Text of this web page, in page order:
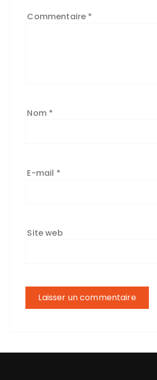
Commentaire *
Nom *
E-mail *
Site web
r